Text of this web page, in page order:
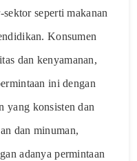
seperti makanan
Konsumen
dan kenyamanan,
ini dengan
yang konsisten dan
dan minuman,
adanya permintaan